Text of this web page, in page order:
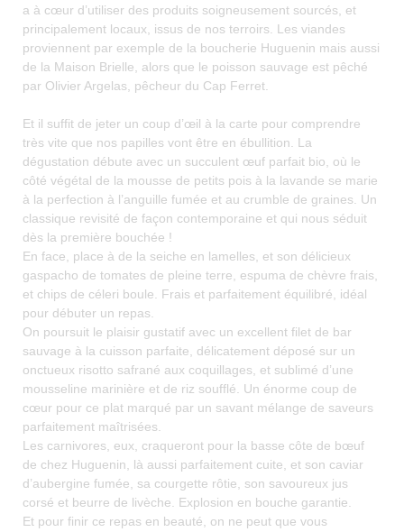
a à cœur d’utiliser des produits soigneusement sourcés, et
principalement locaux, issus de nos terroirs. Les viandes
proviennent par exemple de la boucherie Huguenin mais aussi
de la Maison Brielle, alors que le poisson sauvage est pêché
par Olivier Argelas, pêcheur du Cap Ferret.
Et il suffit de jeter un coup d’œil à la carte pour comprendre
très vite que nos papilles vont être en ébullition. La
dégustation débute avec un succulent œuf parfait bio, où le
côté végétal de la mousse de petits pois à la lavande se marie
à la perfection à l’anguille fumée et au crumble de graines. Un
classique revisité de façon contemporaine et qui nous séduit
dès la première bouchée !
En face, place à de la seiche en lamelles, et son délicieux
gaspacho de tomates de pleine terre, espuma de chèvre frais,
et chips de céleri boule. Frais et parfaitement équilibré, idéal
pour débuter un repas.
On poursuit le plaisir gustatif avec un excellent filet de bar
sauvage à la cuisson parfaite, délicatement déposé sur un
onctueux risotto safrané aux coquillages, et sublimé d’une
mousseline marinière et de riz soufflé. Un énorme coup de
cœur pour ce plat marqué par un savant mélange de saveurs
parfaitement maîtrisées.
Les carnivores, eux, craqueront pour la basse côte de bœuf
de chez Huguenin, là aussi parfaitement cuite, et son caviar
d’aubergine fumée, sa courgette rôtie, son savoureux jus
corsé et beurre de livèche. Explosion en bouche garantie.
Et pour finir ce repas en beauté, on ne peut que vous